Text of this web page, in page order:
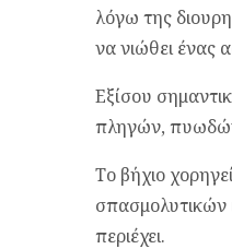
λόγω της
να νιώθει ένας
Εξίσου
πληγών,
Το βήχιο
σπασμολυτικών
περιέχει.